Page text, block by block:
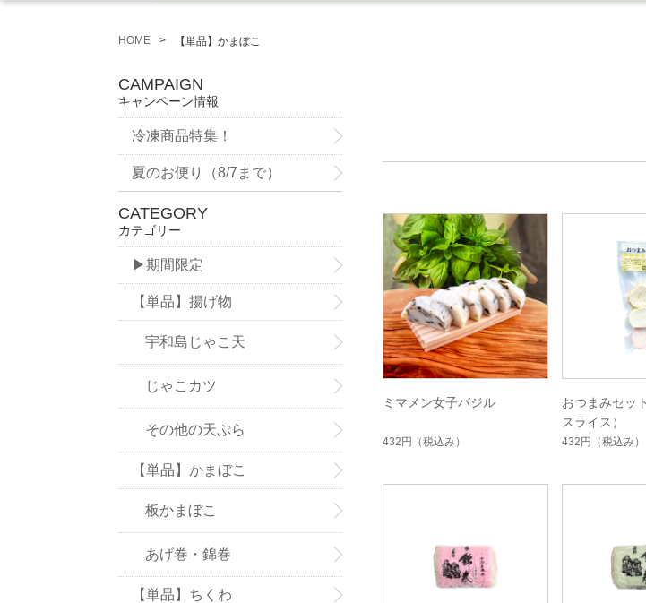
HOME 【単品】かまぼこ
ミマメン女子バジル
432円 （税込み）
おつまみセッ
スライス）
432円 （税込み）
CAMPAIGN
キャンペーン情報
冷凍商品特集！
夏のお便り（8/7まで）
CATEGORY
カテゴリー
▶期間限定
【単品】揚げ物
宇和島じゃこ天
じゃこカツ
その他の天ぷら
【単品】かまぼこ
板かまぼこ
あげ巻・錦巻
【単品】ちくわ